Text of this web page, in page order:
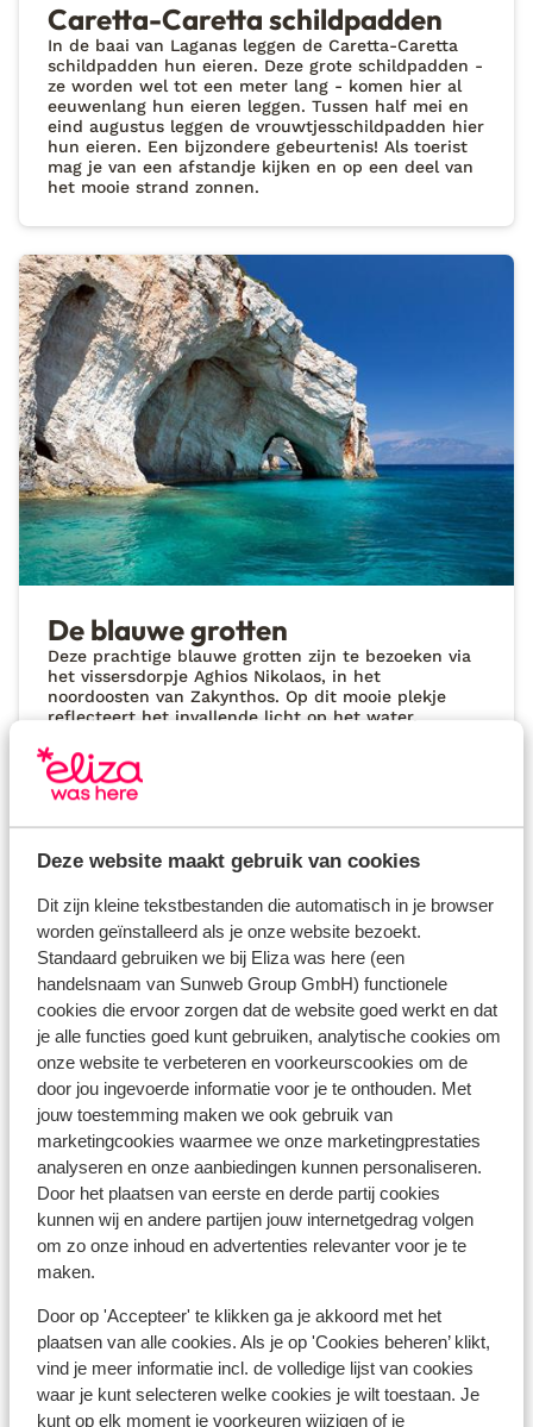
Deze website maakt gebruik van cookies
Dit zijn kleine tekstbestanden die automatisch in je browser
worden geïnstalleerd als je onze website bezoekt.
Standaard gebruiken we bij Eliza was here (een
handelsnaam van Sunweb Group GmbH) functionele
cookies die ervoor zorgen dat de website goed werkt en dat
je alle functies goed kunt gebruiken, analytische cookies om
onze website te verbeteren en voorkeurscookies om de
door jou ingevoerde informatie voor je te onthouden. Met
jouw toestemming maken we ook gebruik van
marketingcookies waarmee we onze marketingprestaties
analyseren en onze aanbiedingen kunnen personaliseren.
Door het plaatsen van eerste en derde partij cookies
kunnen wij en andere partijen jouw internetgedrag volgen
om zo onze inhoud en advertenties relevanter voor je te
maken.
Door op 'Accepteer' te klikken ga je akkoord met het
plaatsen van alle cookies. Als je op 'Cookies beheren’ klikt,
vind je meer informatie incl. de volledige lijst van cookies
waar je kunt selecteren welke cookies je wilt toestaan. Je
kunt op elk moment je voorkeuren wijzigen of je
Caretta-Caretta schildpadden
In de baai van Laganas leggen de Caretta-Caretta
schildpadden hun eieren. Deze grote schildpadden -
ze worden wel tot een meter lang - komen hier al
eeuwenlang hun eieren leggen. Tussen half mei en
eind augustus leggen de vrouwtjesschildpadden hier
hun eieren. Een bijzondere gebeurtenis! Als toerist
mag je van een afstandje kijken en op een deel van
het mooie strand zonnen.
De blauwe grotten
Deze prachtige blauwe grotten zijn te bezoeken via
het vissersdorpje Aghios Nikolaos, in het
noordoosten van Zakynthos. Op dit mooie plekje
reflecteert het invallende licht op het water,
krijgt. Dit zie je zelfs terug op je huid wanneer je
een duikje in het water neemt, die verandert
namelijk even naar blauw! Dit optische bedrog
Tip van Eliza
Op zoek naar meer inspiratie?
Tip van Eliza
Mijn tips en avonturen over Griekenland kun je op
mijn blog
Ontdek de andere regio's